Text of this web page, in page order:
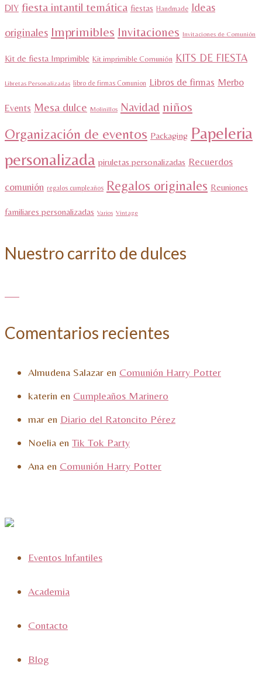
DIY fiesta intantil temática fiestas Handmade Ideas
originales Imprimibles Invitaciones Invitaciones de Comunión
Kit de fiesta Imprimible Kit imprimible Comunión KITS DE FIESTA
Libretas Personalizadas libro de firmas Comunion Libros de firmas Merbo
Events Mesa dulce Molinillos Navidad niños
Organización de eventos Packaging Papeleria
personalizada piruletas personalizadas Recuerdos
comunión regalos cumpleaños Regalos originales Reuniones
familiares personalizadas Varios Vintage
Nuestro carrito de dulces
Comentarios recientes
Almudena Salazar en Comunión Harry Potter
katerin en Cumpleaños Marinero
mar en Diario del Ratoncito Pérez
Noelia en Tik Tok Party
Ana en Comunión Harry Potter
Eventos Infantiles
Academia
Contacto
Blog